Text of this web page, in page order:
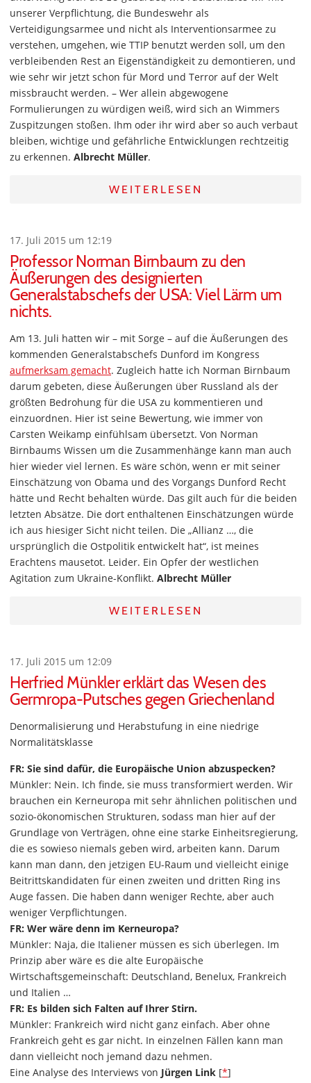
unserer Verpflichtung, die Bundeswehr als
Verteidigungsarmee und nicht als Interventionsarmee zu
verstehen, umgehen, wie TTIP benutzt werden soll, um den
verbleibenden Rest an Eigenständigkeit zu demontieren, und
wie sehr wir jetzt schon für Mord und Terror auf der Welt
missbraucht werden. – Wer allein abgewogene
Formulierungen zu würdigen weiß, wird sich an Wimmers
Zuspitzungen stoßen. Ihm oder ihr wird aber so auch verbaut
bleiben, wichtige und gefährliche Entwicklungen rechtzeitig
zu erkennen. Albrecht Müller.
WEITERLESEN
17. Juli 2015 um 12:19
Professor Norman Birnbaum zu den
Äußerungen des designierten
Generalstabschefs der USA: Viel Lärm um
nichts.
Am 13. Juli hatten wir – mit Sorge – auf die Äußerungen des
kommenden Generalstabschefs Dunford im Kongress
aufmerksam gemacht. Zugleich hatte ich Norman Birnbaum
darum gebeten, diese Äußerungen über Russland als der
größten Bedrohung für die USA zu kommentieren und
einzuordnen. Hier ist seine Bewertung, wie immer von
Carsten Weikamp einfühlsam übersetzt. Von Norman
Birnbaums Wissen um die Zusammenhänge kann man auch
hier wieder viel lernen. Es wäre schön, wenn er mit seiner
Einschätzung von Obama und des Vorgangs Dunford Recht
hätte und Recht behalten würde. Das gilt auch für die beiden
letzten Absätze. Die dort enthaltenen Einschätzungen würde
ich aus hiesiger Sicht nicht teilen. Die „Allianz …, die
ursprünglich die Ostpolitik entwickelt hat“, ist meines
Erachtens mausetot. Leider. Ein Opfer der westlichen
Agitation zum Ukraine-Konflikt. Albrecht Müller
WEITERLESEN
17. Juli 2015 um 12:09
Herfried Münkler erklärt das Wesen des
Germropa-Putsches gegen Griechenland
Denormalisierung und Herabstufung in eine niedrige
Normalitätsklasse
FR: Sie sind dafür, die Europäische Union abzuspecken?
Münkler: Nein. Ich finde, sie muss transformiert werden. Wir
brauchen ein Kerneuropa mit sehr ähnlichen politischen und
sozio-ökonomischen Strukturen, sodass man hier auf der
Grundlage von Verträgen, ohne eine starke Einheitsregierung,
die es sowieso niemals geben wird, arbeiten kann. Darum
kann man dann, den jetzigen EU-Raum und vielleicht einige
Beitrittskandidaten für einen zweiten und dritten Ring ins
Auge fassen. Die haben dann weniger Rechte, aber auch
weniger Verpflichtungen.
FR: Wer wäre denn im Kerneuropa?
Münkler: Naja, die Italiener müssen es sich überlegen. Im
Prinzip aber wäre es die alte Europäische
Wirtschaftsgemeinschaft: Deutschland, Benelux, Frankreich
und Italien …
FR: Es bilden sich Falten auf Ihrer Stirn.
Münkler: Frankreich wird nicht ganz einfach. Aber ohne
Frankreich geht es gar nicht. In einzelnen Fällen kann man
dann vielleicht noch jemand dazu nehmen.
Eine Analyse des Interviews von Jürgen Link [*]